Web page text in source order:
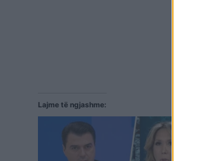
Lajme të ngjashme: